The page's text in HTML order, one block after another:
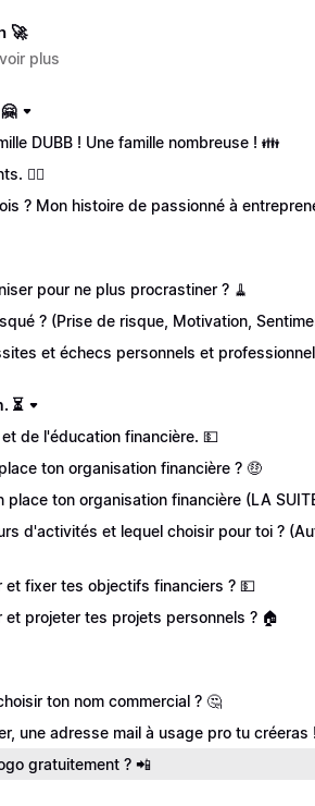
🚀
plus
DUBB ! Une famille nombreuse ! 👪
🦸‍♂
? Mon histoire de passionné à
pour ne plus procrastiner ? 🧹
? (Prise de risque, Motivation,
et échecs personnels et
⏳
de l'éducation financière. 💵
ton organisation financière ? 🤑
place ton organisation financière (LA
d'activités et lequel choisir pour toi ?
et fixer tes objectifs financiers ? 💵
projeter tes projets personnels ? 🏠
ton nom commercial ? 🤔
une adresse mail à usage pro tu créeras
gratuitement ? 📲